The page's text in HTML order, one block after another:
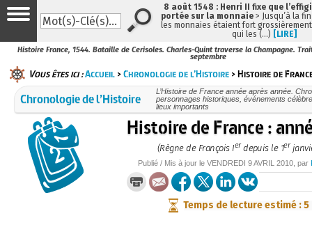
Histoire France, 1544. Bataille de Cerisoles. Charles-Quint traverse la Champagne.
septembre
Vous êtes ici :Accueil >Chronologie de l’Histoire > Histoire de
Chronologie de l’Histoire
L’Histoire de France année après année.
personnages historiques, événements
lieux importants
Histoire de France :
(Règne de François Ier depuis le 1er
Publié / Mis à jour le VENDREDI 9 AVRIL 2010 , par
Temps de lecture estimé : 5
8 août 1548 : Henri II fixe que
portée sur la monnaie > Jusqu’à la
les monnaies étaient fort
qui les (…) [LIRE]